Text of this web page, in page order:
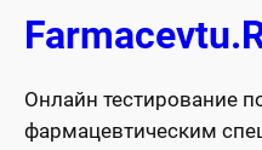
Онлайн тестирование
фармацевтическим